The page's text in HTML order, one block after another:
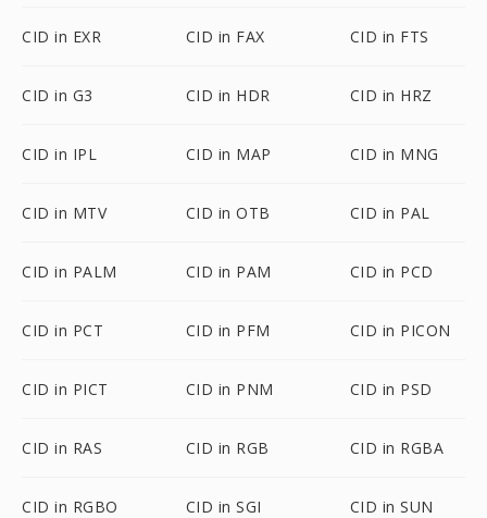
CID in EXR CID in FAX CID in FTS
CID in G3 CID in HDR CID in HRZ
CID in IPL CID in MAP CID in MNG
CID in MTV CID in OTB CID in PAL
CID in PALM CID in PAM CID in PCD
CID in PCT CID in PFM CID in PICON
CID in PICT CID in PNM CID in PSD
CID in RAS CID in RGB CID in RGBA
CID in RGBO CID in SGI CID in SUN